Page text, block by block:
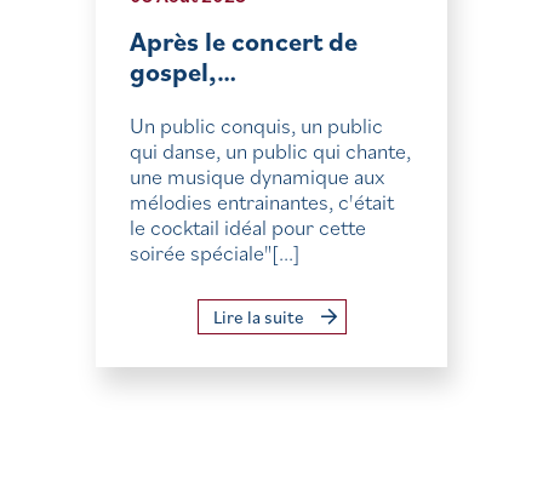
Après le concert de
gospel,…
Un public conquis, un public
qui danse, un public qui chante,
une musique dynamique aux
mélodies entrainantes, c'était
le cocktail idéal pour cette
soirée spéciale"[...]
Lire la suite